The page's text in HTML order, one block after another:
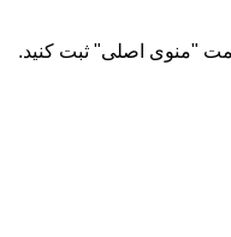
"منوی اصلی" ثبت کنید.